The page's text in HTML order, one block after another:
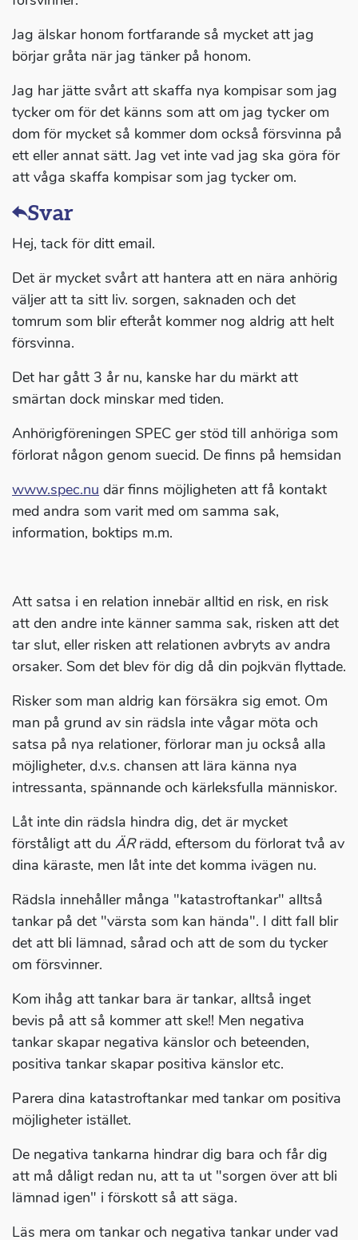
Jag älskar honom fortfarande så mycket att jag
börjar gråta när jag tänker på honom.
Jag har jätte svårt att skaffa nya kompisar som jag
tycker om för det känns som att om jag tycker om
dom för mycket så kommer dom också försvinna på
ett eller annat sätt. Jag vet inte vad jag ska göra för
att våga skaffa kompisar som jag tycker om.
Svar
Hej, tack för ditt email.
Det är mycket svårt att hantera att en nära anhörig
väljer att ta sitt liv. sorgen, saknaden och det
tomrum som blir efteråt kommer nog aldrig att helt
försvinna.
Det har gått 3 år nu, kanske har du märkt att
smärtan dock minskar med tiden.
Anhörigföreningen SPEC ger stöd till anhöriga som
förlorat någon genom suecid. De finns på hemsidan
www.spec.nu där finns möjligheten att få kontakt
med andra som varit med om samma sak,
information, boktips m.m.
Att satsa i en relation innebär alltid en risk, en risk
att den andre inte känner samma sak, risken att det
tar slut, eller risken att relationen avbryts av andra
orsaker. Som det blev för dig då din pojkvän flyttade.
Risker som man aldrig kan försäkra sig emot. Om
man på grund av sin rädsla inte vågar möta och
satsa på nya relationer, förlorar man ju också alla
möjligheter, d.v.s. chansen att lära känna nya
intressanta, spännande och kärleksfulla människor.
Låt inte din rädsla hindra dig, det är mycket
förståligt att du ÄRrädd, eftersom du förlorat två av
dina käraste, men låt inte det komma ivägen nu.
Rädsla innehåller många "katastroftankar" alltså
tankar på det "värsta som kan hända". I ditt fall blir
det att bli lämnad, sårad och att de som du tycker
om försvinner.
Kom ihåg att tankar bara är tankar, alltså inget
bevis på att så kommer att ske!! Men negativa
tankar skapar negativa känslor och beteenden,
positiva tankar skapar positiva känslor etc.
Parera dina katastroftankar med tankar om positiva
möjligheter istället.
De negativa tankarna hindrar dig bara och får dig
att må dåligt redan nu, att ta ut "sorgen över att bli
lämnad igen" i förskott så att säga.
Läs mera om tankar och negativa tankar under vad